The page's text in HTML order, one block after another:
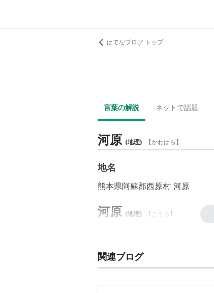
はてなブログ トップ
言葉の解説 ネットで話題
河原 (地理) 【かわはら 】
地名
熊本県阿蘇郡西原村 河原
河原 (地理) 【 こうら 】
京都府舞鶴市
関連ブログ